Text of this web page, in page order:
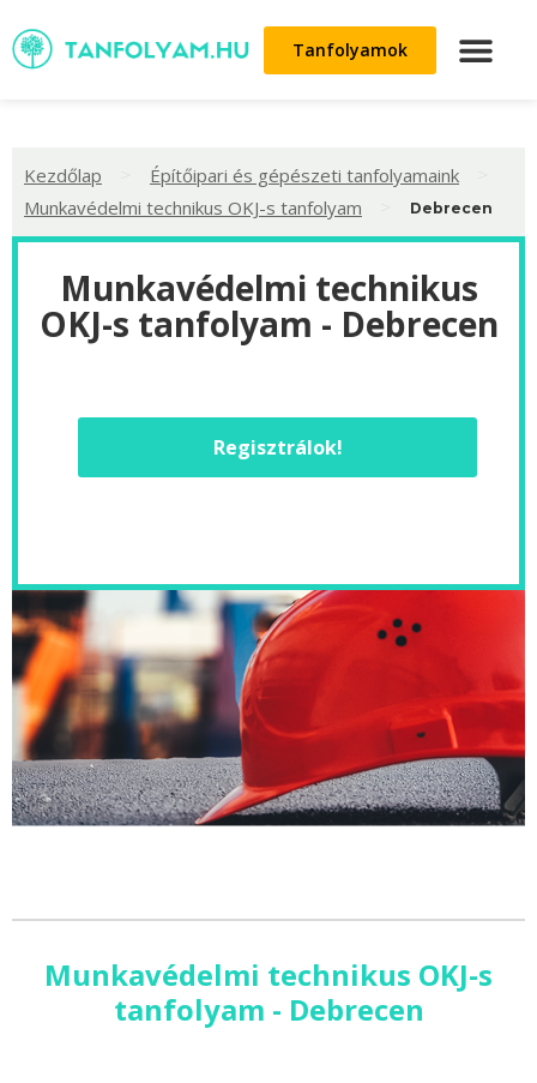
Tanfolyamok
Kezdőlap Építőipari és gépészeti tanfolyamaink
Munkavédelmi technikus OKJ-s tanfolyam Debrecen
Munkavédelmi technikus
OKJ-s tanfolyam - Debrecen
Regisztrálok!
Munkavédelmi technikus OKJ-s
tanfolyam - Debrecen